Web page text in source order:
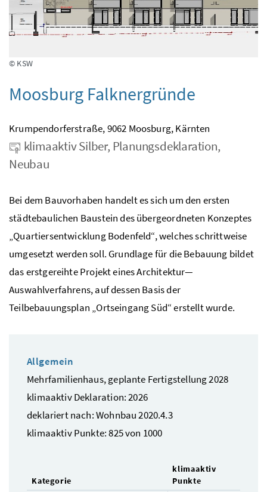
© KSW
Moosburg Falknergründe
Krumpendorferstraße, 9062 Moosburg, Kärnten
klimaaktiv Silber, Planungsdeklaration,
Neubau
Bei dem Bauvorhaben handelt es sich um den ersten
städtebaulichen Baustein des übergeordneten Konzeptes
„Quartiersentwicklung Bodenfeld“, welches schrittweise
umgesetzt werden soll. Grundlage für die Bebauung bildet
das erstgereihte Projekt eines Architektur—
Auswahlverfahrens, auf dessen Basis der
Teilbebauungsplan „Ortseingang Süd“ erstellt wurde.
Allgemein
Mehrfamilienhaus, geplante Fertigstellung 2028
klimaaktiv Deklaration: 2026
deklariert nach: Wohnbau 2020.4.3
klimaaktiv Punkte: 825 von 1000
Kategorie
klimaaktiv
Punkte